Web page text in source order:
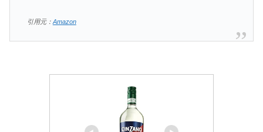
引用元： Amazon